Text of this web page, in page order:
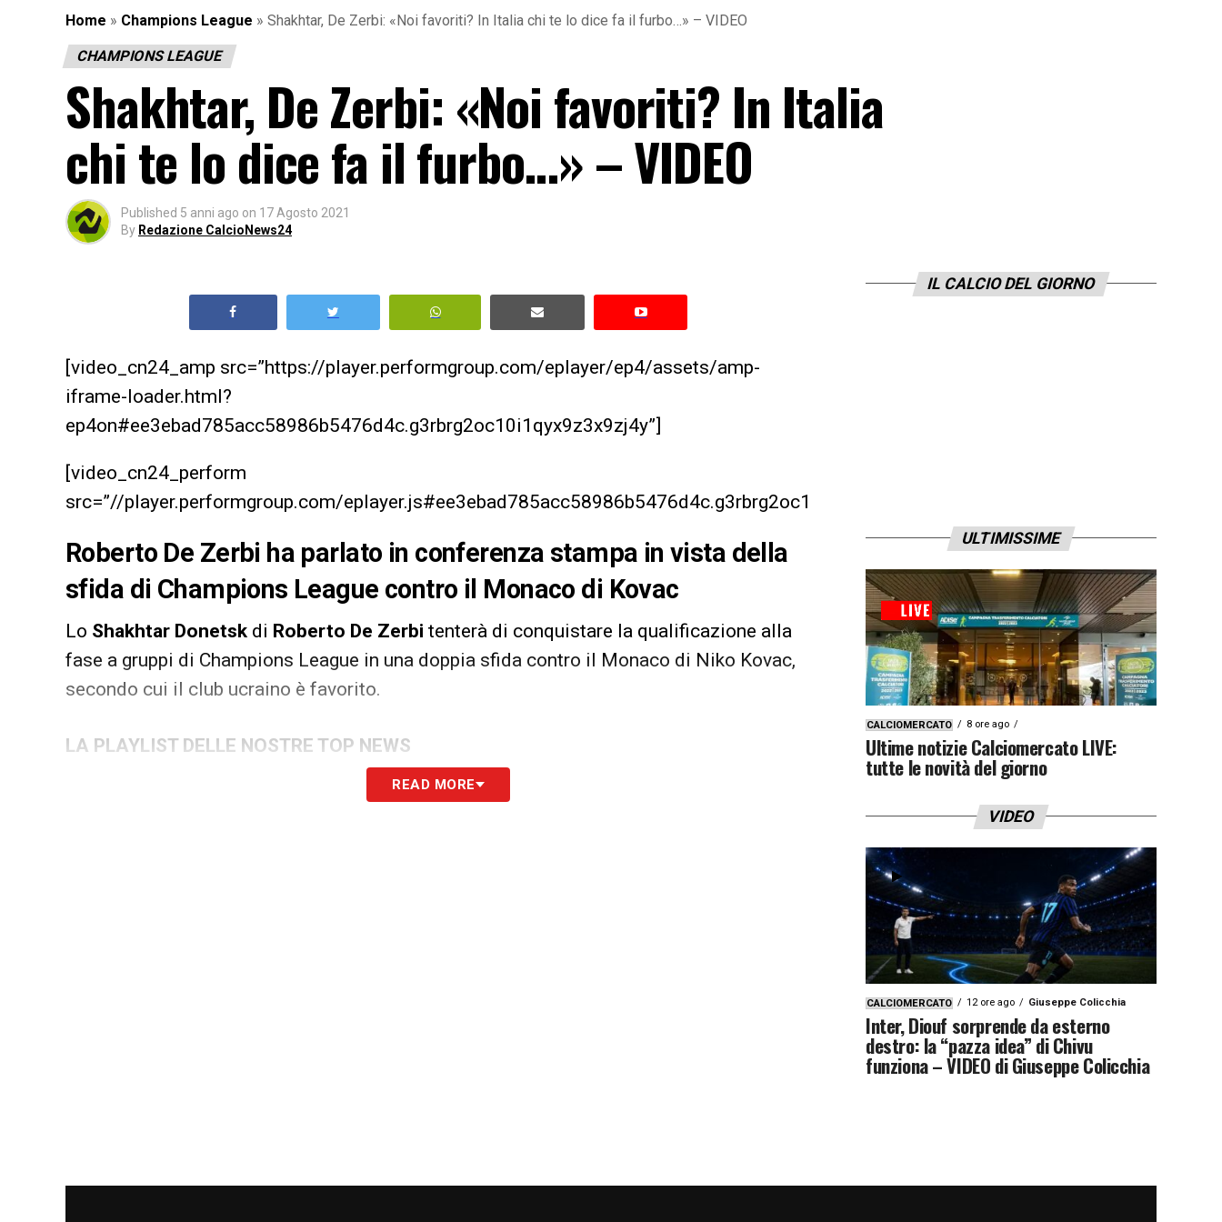
Home » Champions League » Shakhtar, De Zerbi: «Noi favoriti? In Italia chi te lo dice fa il furbo…» – VIDEO
CHAMPIONS LEAGUE
Shakhtar, De Zerbi: «Noi favoriti? In Italia
chi te lo dice fa il furbo…» – VIDEO
Published 5 anni ago on 17 Agosto 2021
By Redazione CalcioNews24
[video_cn24_amp src=”https://player.performgroup.com/eplayer/ep4/assets/amp-
iframe-loader.html?
ep4on#ee3ebad785acc58986b5476d4c.g3rbrg2oc10i1qyx9z3x9zj4y”]
[video_cn24_perform
src=”//player.performgroup.com/eplayer.js#ee3ebad785acc58986b5476d4c.g3rbrg2oc10i1qyx9z3x9zj4y”]
Roberto De Zerbi ha parlato in conferenza stampa in vista della
sfida di Champions League contro il Monaco di Kovac
Lo Shakhtar Donetsk di Roberto De Zerbi tenterà di conquistare la qualificazione alla
fase a gruppi di Champions League in una doppia sfida contro il Monaco di Niko Kovac,
secondo cui il club ucraino è favorito.
LA PLAYLIST DELLE NOSTRE TOP NEWS
READ MORE
IL CALCIO DEL GIORNO
ULTIMISSIME
CALCIOMERCATO 8 ore ago
Ultime notizie Calciomercato LIVE:
tutte le novità del giorno
VIDEO
CALCIOMERCATO 12 ore ago Giuseppe Colicchia
Inter, Diouf sorprende da esterno
destro: la “pazza idea” di Chivu
funziona – VIDEO di Giuseppe Colicchia